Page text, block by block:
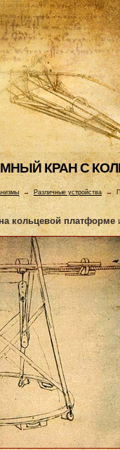
КРАH С
→Различные устройства →
кольцевой платформе